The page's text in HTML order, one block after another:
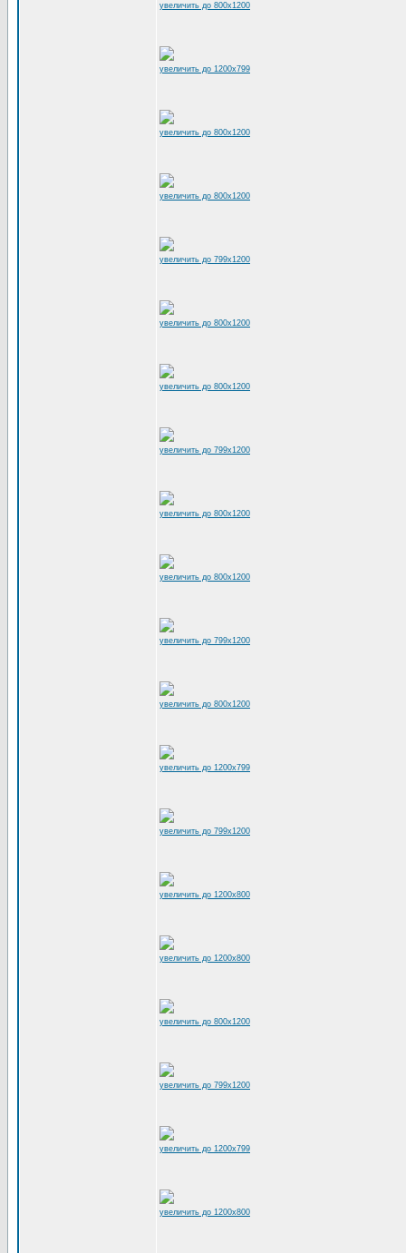
увеличить до 800x1200
увеличить до 1200x799
увеличить до 800x1200
увеличить до 800x1200
увеличить до 799x1200
увеличить до 800x1200
увеличить до 800x1200
увеличить до 799x1200
увеличить до 800x1200
увеличить до 800x1200
увеличить до 799x1200
увеличить до 800x1200
увеличить до 1200x799
увеличить до 799x1200
увеличить до 1200x800
увеличить до 1200x800
увеличить до 800x1200
увеличить до 799x1200
увеличить до 1200x799
увеличить до 1200x800